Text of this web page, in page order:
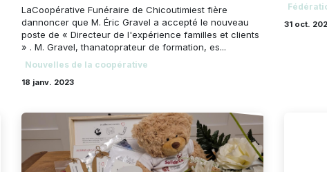
LaCoopérative Funéraire de Chicoutimiest fière
dannoncer que M. Éric Gravel a accepté le nouveau
poste de « Directeur de l'expérience familles et clients
» . M. Gravel, thanatoprateur de formation, es...
Nouvelles de la coopérative
18 janv. 2023
31 oct.